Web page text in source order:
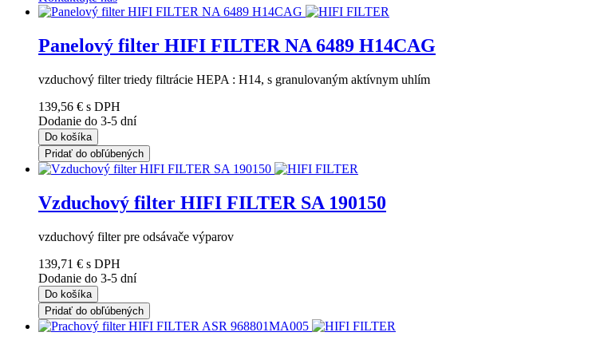
Panelový filter HIFI FILTER NA 6489 H14CAG
vzduchový filter triedy filtrácie HEPA : H14, s granulovaným aktívnym uhlím
139,56 € s DPH
Dodanie do 3-5 dní
Do košíka
Pridať do obľúbených
Vzduchový filter HIFI FILTER SA 190150
vzduchový filter pre odsávače výparov
139,71 € s DPH
Dodanie do 3-5 dní
Do košíka
Pridať do obľúbených